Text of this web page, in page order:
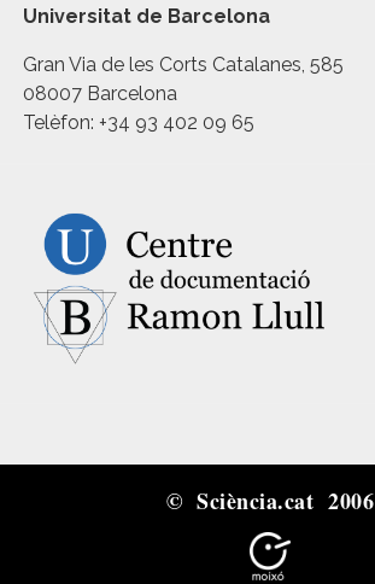
Universitat de Barcelona
Gran Via de les Corts Catalanes, 585
08007 Barcelona
Telèfon: +34 93 402 09 65
© Sciència.cat 2006